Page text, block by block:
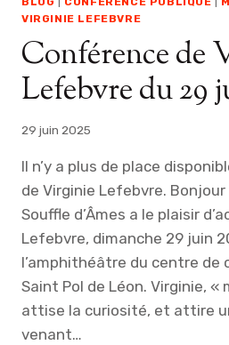
VIRGINIE LEFEBVRE
Conférence de
Lefebvre du 29
29 juin 2025
Il n’y a plus de place
de Virginie Lefebvre. Bonjour
Souffle d’Âmes a le plaisir
Lefebvre, dimanche 29 juin
l’amphithéâtre du centre de
Saint Pol de Léon. Virginie, «
attise la curiosité, et attire
venant…